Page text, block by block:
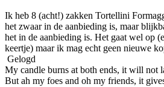
Ik heb 8 (acht!) zakken Tortellini
het zwaar in de aanbieding is, maar
het in de aanbieding is. Het gaat wel op
keertje) maar ik mag echt geen nieuwe
Gelogd
My candle burns at both ends, it will not
But ah my foes and oh my friends, it